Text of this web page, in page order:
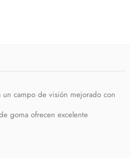
campo de visión mejorado con
goma ofrecen excelente